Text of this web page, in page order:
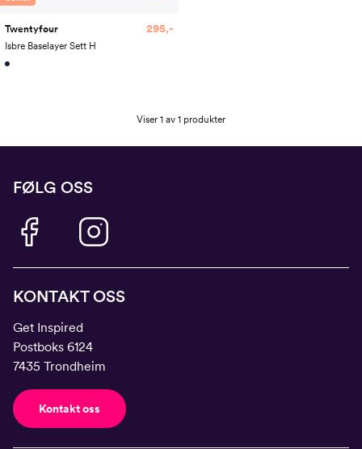
Twentyfour
Isbre Baselayer Sett H
295,-
Viser 1 av 1 produkter
FØLG OSS
KONTAKT OSS
Get Inspired
Postboks 6124
7435 Trondheim
Kontakt oss